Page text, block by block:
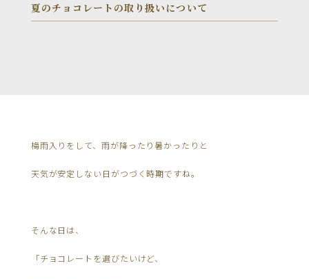
夏のチョコレートの取り扱いについて
梅雨入りをして、雨が降ったり暑かったりと
天気が安定しない日がつづく時期ですね。
そんな日は、
「チョコレートを選びたいけど、